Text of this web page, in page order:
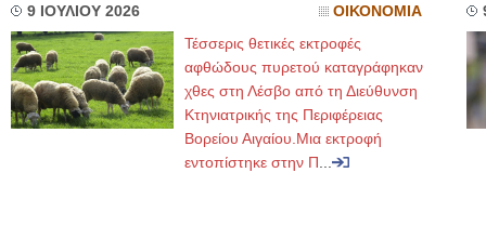
9 ΙΟΥΛΙΟΥ 2026 ΟΙΚΟΝΟΜΙΑ
Τέσσερις θετικές εκτροφές
αφθώδους πυρετού καταγράφηκαν
χθες στη Λέσβο από τη Διεύθυνση
Κτηνιατρικής της Περιφέρειας
Βορείου Αιγαίου.Μια εκτροφή
εντοπίστηκε στην Π